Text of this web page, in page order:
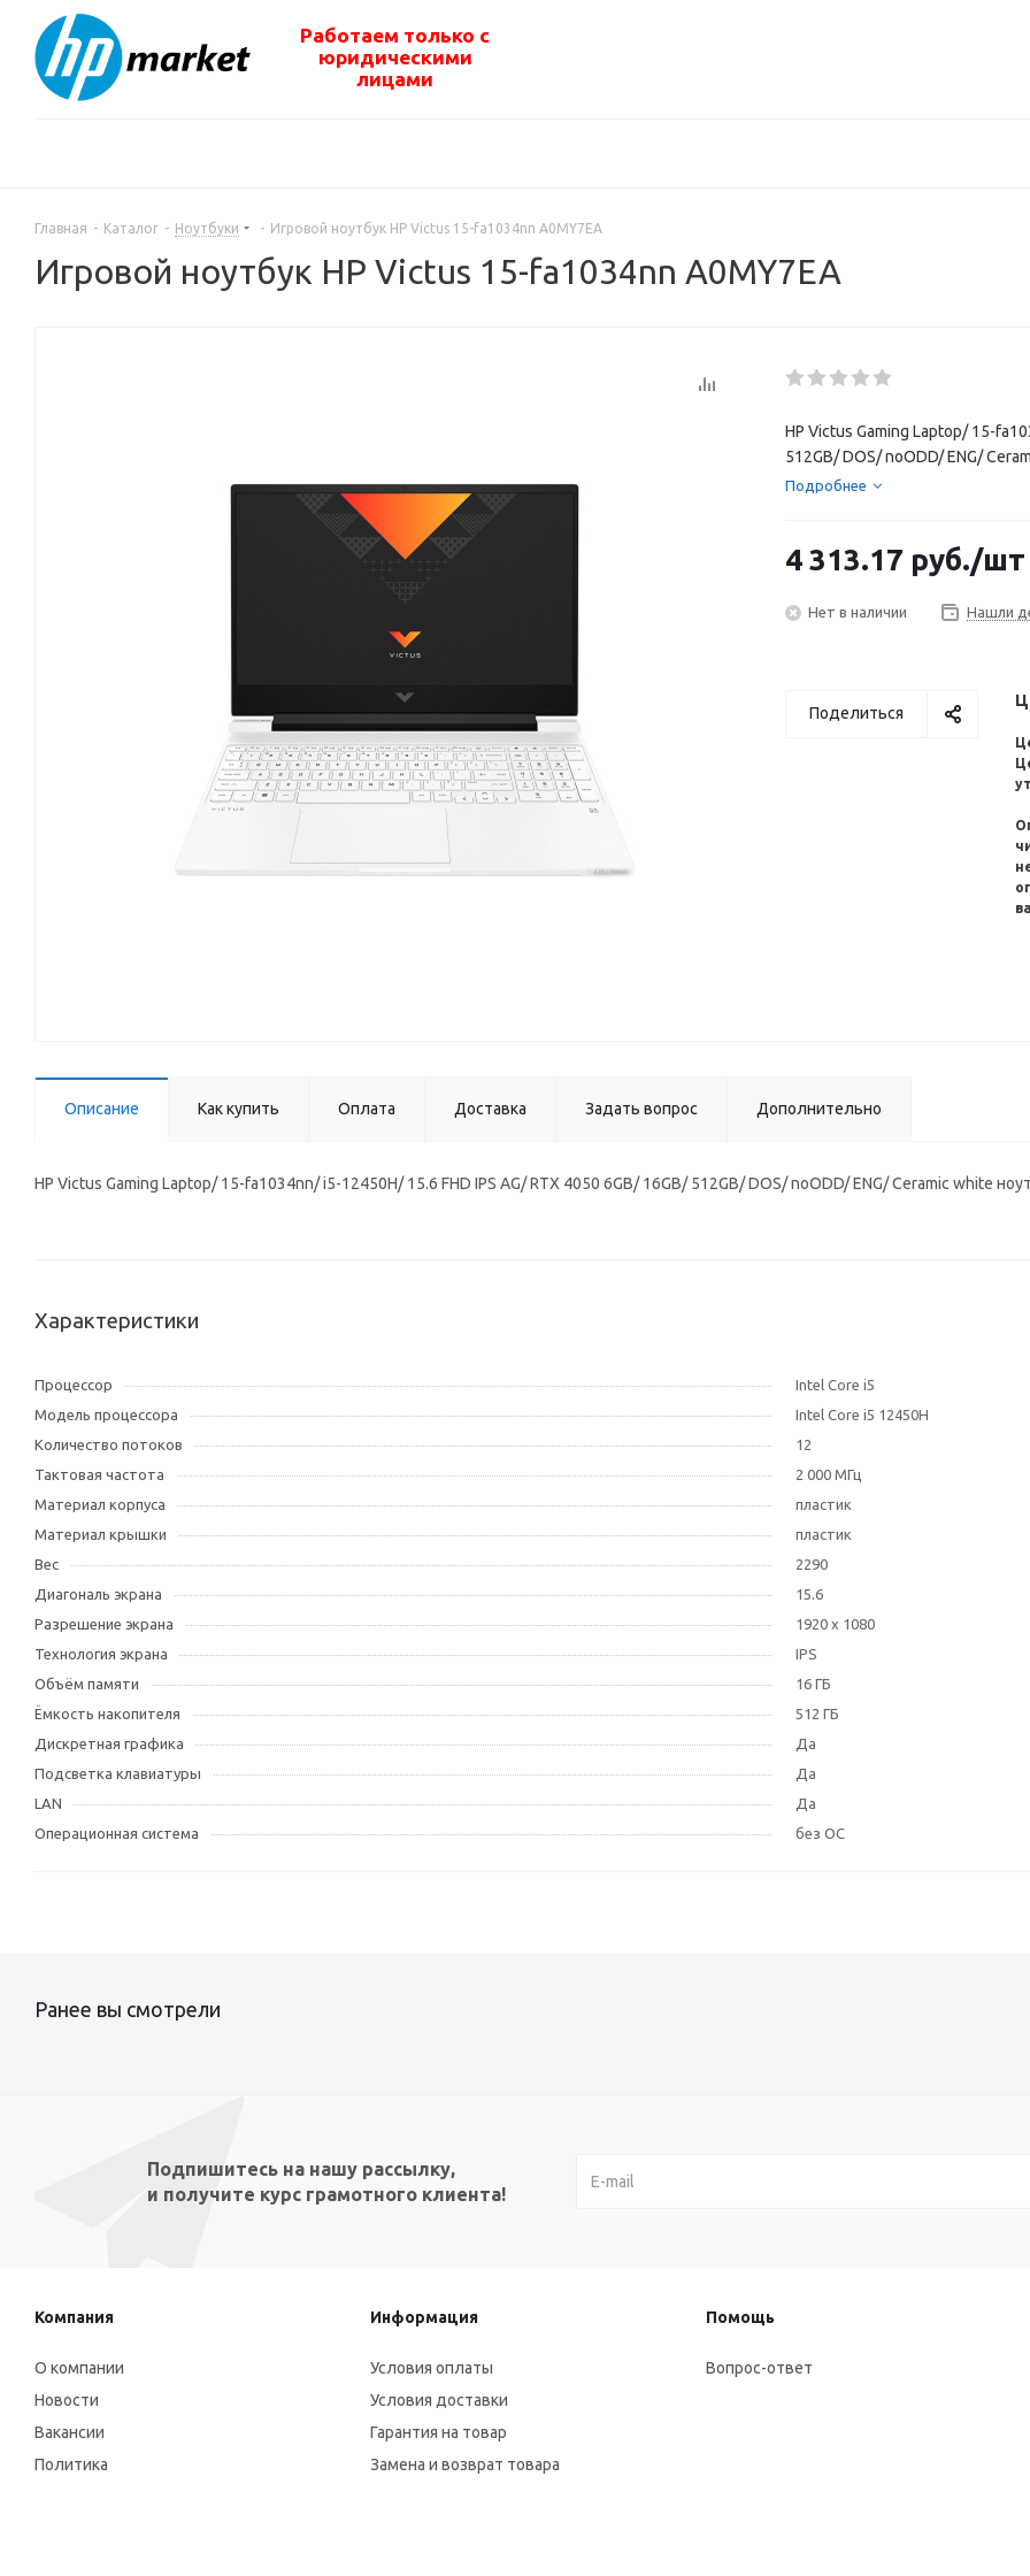
Работаем только с
юридическими
лицами
Главная - Каталог - Ноутбуки - Игровой ноутбук HP Victus 15-fa1034nn A0MY7EA
Игровой ноутбук HP Victus 15-fa1034nn A0MY7EA
HP Victus Gaming Laptop/ 15-
512GB/ DOS/ noODD/ ENG/
Подробнее
4 313.17 руб./шт
Нет в наличии Нашли
Поделиться
Описание Как купить Оплата Доставка Задать вопрос Дополнительно
HP Victus Gaming Laptop/ 15-fa1034nn/ i5-12450H/ 15.6 FHD IPS AG/ RTX 4050 6GB/ 16GB/ 512GB/ DOS/ noODD/ ENG/ Ceramic white
Характеристики
Процессор
Intel Core i5
Модель процессора
Intel Core i5 12450H
Количество потоков
12
Тактовая частота
2 000 МГц
Материал корпуса
пластик
Материал крышки
пластик
Вес
2290
Диагональ экрана
15.6
Разрешение экрана
1920 x 1080
Технология экрана
IPS
Объём памяти
16 ГБ
Ёмкость накопителя
512 ГБ
Дискретная графика
Да
Подсветка клавиатуры
Да
LAN
Да
Операционная система
без ОС
Ранее вы смотрели
Подпишитесь на нашу рассылку,
и получите курс грамотного клиента!
Компания
О компании
Новости
Вакансии
Политика
Информация
Условия оплаты
Условия доставки
Гарантия на товар
Замена и возврат товара
Помощь
Вопрос-ответ